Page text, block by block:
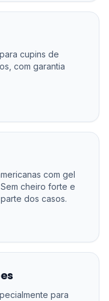
cupins de
com garantia
com gel
cheiro forte e
dos casos.
para